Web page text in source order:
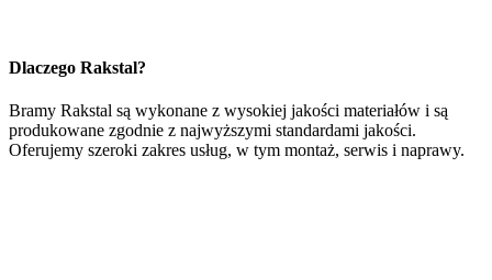
Dlaczego Rakstal?
Bramy Rakstal są wykonane z wysokiej jakości materiałów i są
produkowane zgodnie z najwyższymi standardami jakości.
Oferujemy szeroki zakres usług, w tym montaż, serwis i naprawy.